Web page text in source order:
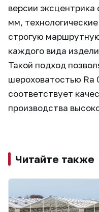
версии
мм,
строгую
каждого вида
Такой подход
шероховатостью Ra
соответствует
производства
Читайте также